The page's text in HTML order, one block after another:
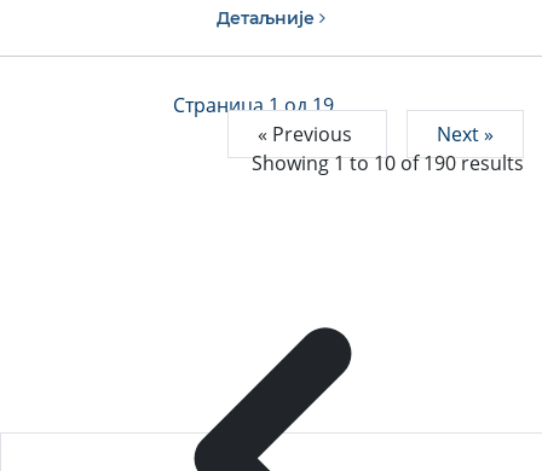
Детаљније
Страница 1 од 19
« Previous
Next »
Showing1to10 of190results